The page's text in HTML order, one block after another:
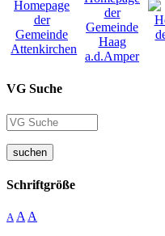
VG Suche
suchen
Schriftgröße
A A A